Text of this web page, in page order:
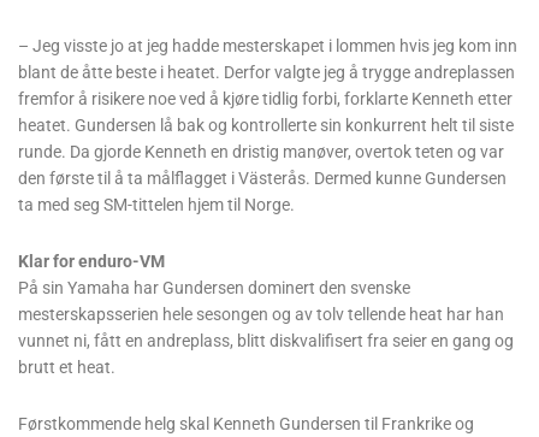
– Jeg visste jo at jeg hadde mesterskapet i lommen hvis jeg kom inn
blant de åtte beste i heatet. Derfor valgte jeg å trygge andreplassen
fremfor å risikere noe ved å kjøre tidlig forbi, forklarte Kenneth etter
heatet. Gundersen lå bak og kontrollerte sin konkurrent helt til siste
runde. Da gjorde Kenneth en dristig manøver, overtok teten og var
den første til å ta målflagget i Västerås. Dermed kunne Gundersen
ta med seg SM-tittelen hjem til Norge.
Klar for enduro-VM
På sin Yamaha har Gundersen dominert den svenske
mesterskapsserien hele sesongen og av tolv tellende heat har han
vunnet ni, fått en andreplass, blitt diskvalifisert fra seier en gang og
brutt et heat.
Førstkommende helg skal Kenneth Gundersen til Frankrike og